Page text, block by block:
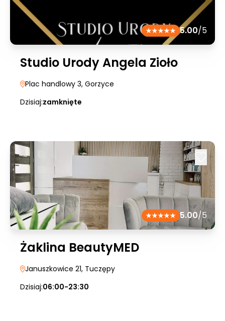
5.00/5
Studio Urody Angela Zioło
Plac handlowy 3, Gorzyce
Dzisiaj:zamknięte
5.00/5
Żaklina BeautyMED
Januszkowice 21, Tuczępy
Dzisiaj:06:00-23:30